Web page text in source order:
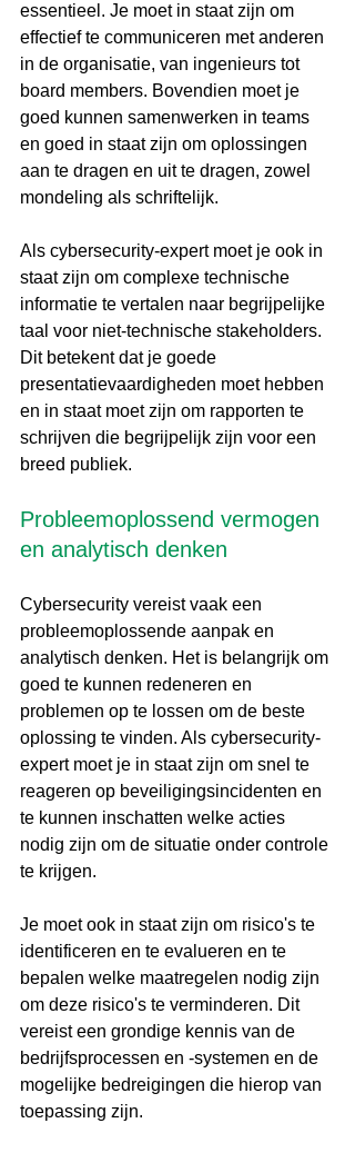
essentieel. Je moet in staat zijn om
effectief te communiceren met anderen
in de organisatie, van ingenieurs tot
board members. Bovendien moet je
goed kunnen samenwerken in teams
en goed in staat zijn om oplossingen
aan te dragen en uit te dragen, zowel
mondeling als schriftelijk.
Als cybersecurity-expert moet je ook in
staat zijn om complexe technische
informatie te vertalen naar begrijpelijke
taal voor niet-technische stakeholders.
Dit betekent dat je goede
presentatievaardigheden moet hebben
en in staat moet zijn om rapporten te
schrijven die begrijpelijk zijn voor een
breed publiek.
Probleemoplossend vermogen
en analytisch denken
Cybersecurity vereist vaak een
probleemoplossende aanpak en
analytisch denken. Het is belangrijk om
goed te kunnen redeneren en
problemen op te lossen om de beste
oplossing te vinden. Als cybersecurity-
expert moet je in staat zijn om snel te
reageren op beveiligingsincidenten en
te kunnen inschatten welke acties
nodig zijn om de situatie onder controle
te krijgen.
Je moet ook in staat zijn om risico's te
identificeren en te evalueren en te
bepalen welke maatregelen nodig zijn
om deze risico's te verminderen. Dit
vereist een grondige kennis van de
bedrijfsprocessen en -systemen en de
mogelijke bedreigingen die hierop van
toepassing zijn.